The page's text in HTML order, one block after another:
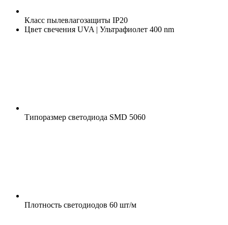
Класс пылевлагозащиты IP20
Цвет свечения UVA | Ультрафиолет 400 nm
Типоразмер светодиода SMD 5060
Плотность светодиодов 60 шт/м